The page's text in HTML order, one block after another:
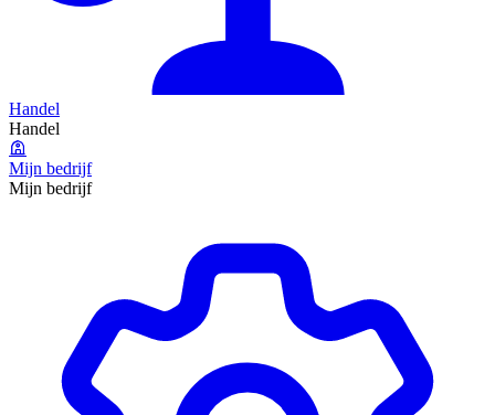
Handel
Handel
Mijn bedrijf
Mijn bedrijf